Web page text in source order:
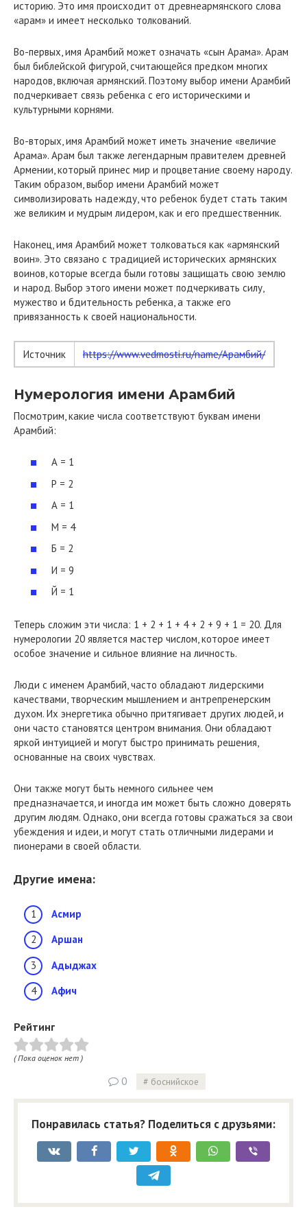
историю. Это имя происходит от древнеармянского слова
«арам» и имеет несколько толкований.
Во-первых, имя Арамбий может означать «сын Арама». Арам
был библейской фигурой, считающейся предком многих
народов, включая армянский. Поэтому выбор имени Арамбий
подчеркивает связь ребенка с его историческими и
культурными корнями.
Во-вторых, имя Арамбий может иметь значение «величие
Арама». Арам был также легендарным правителем древней
Армении, который принес мир и процветание своему народу.
Таким образом, выбор имени Арамбий может
символизировать надежду, что ребенок будет стать таким
же великим и мудрым лидером, как и его предшественник.
Наконец, имя Арамбий может толковаться как «армянский
воин». Это связано с традицией исторических армянских
воинов, которые всегда были готовы защищать свою землю
и народ. Выбор этого имени может подчеркивать силу,
мужество и бдительность ребенка, а также его
привязанность к своей национальности.
Источник https://www.vedmosti.ru/name/Арамбий/
Нумерология имени Арамбий
Посмотрим, какие числа соответствуют буквам имени
Арамбий:
А = 1
Р = 2
А = 1
М = 4
Б = 2
И = 9
Й = 1
Теперь сложим эти числа: 1 + 2 + 1 + 4 + 2 + 9 + 1 = 20. Для
нумерологии 20 является мастер числом, которое имеет
особое значение и сильное влияние на личность.
Люди с именем Арамбий, часто обладают лидерскими
качествами, творческим мышлением и антрепренерским
духом. Их энергетика обычно притягивает других людей, и
они часто становятся центром внимания. Они обладают
яркой интуицией и могут быстро принимать решения,
основанные на своих чувствах.
Они также могут быть немного сильнее чем
предназначается, и иногда им может быть сложно доверять
другим людям. Однако, они всегда готовы сражаться за свои
убеждения и идеи, и могут стать отличными лидерами и
пионерами в своей области.
Другие имена:
Асмир
Аршан
Адыджах
Афич
Рейтинг
( Пока оценок нет )
0 боснийское
Понравилась статья? Поделиться с друзьями: